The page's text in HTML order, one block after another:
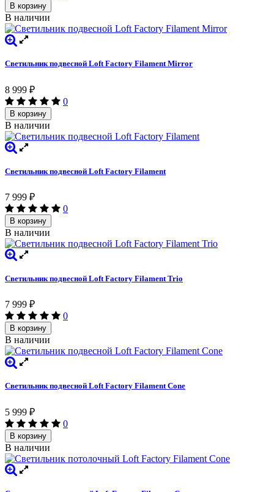
В корзину
В наличии
Светильник подвесной Loft Factory Filament Мirror
8 999 ₽
0
В корзину
В наличии
Светильник подвесной Loft Factory Filament
7 999 ₽
0
В корзину
В наличии
Светильник подвесной Loft Factory Filament Trio
7 999 ₽
0
В корзину
В наличии
Светильник подвесной Loft Factory Filament Cone
5 999 ₽
0
В корзину
В наличии